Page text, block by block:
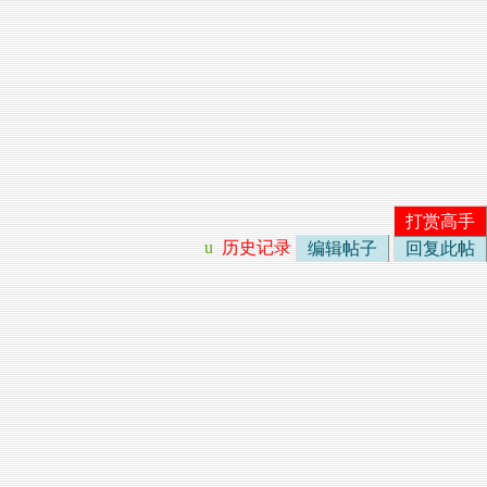
打赏高手
u 历史记录 编辑帖子
回复此帖